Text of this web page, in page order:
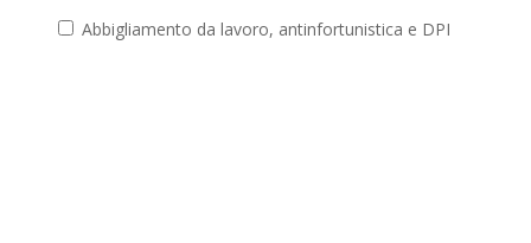
Abbigliamento da lavoro, antinfortunistica e DPI